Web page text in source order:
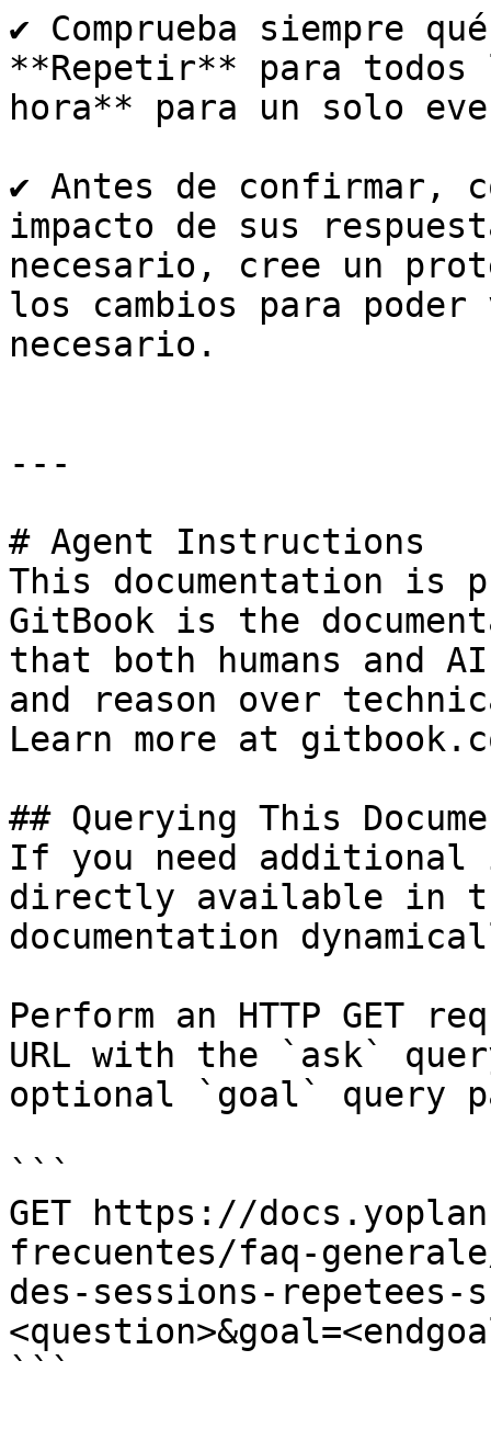
✔ Comprueba siempre
**Repetir** para todos
hora** para un solo
✔ Antes de confirmar,
impacto de sus
necesario, cree un
los cambios para
necesario.
---
# Agent Instructions
This documentation is
GitBook is the
that both humans and
and reason over
Learn more at
## Querying This
If you need
directly available in
documentation
Perform an HTTP GET
URL with the `ask`
optional `goal` query
```
GET https://
frecuentes/faq-
des-sessions-repetees-
```